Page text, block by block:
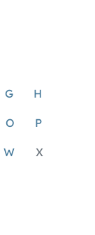
G H
O P
W X